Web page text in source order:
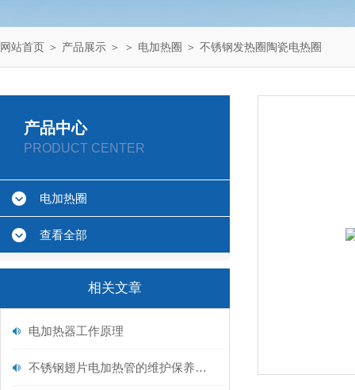
网站首页 ＞ 产品展示 ＞ ＞ 电加热圈 ＞ 不锈钢发热圈陶瓷电热圈
产品中心
PRODUCT CENTER
电加热圈
查看全部
相关文章
电加热器工作原理
不锈钢翅片电加热管的维护保养需从以下方面入手